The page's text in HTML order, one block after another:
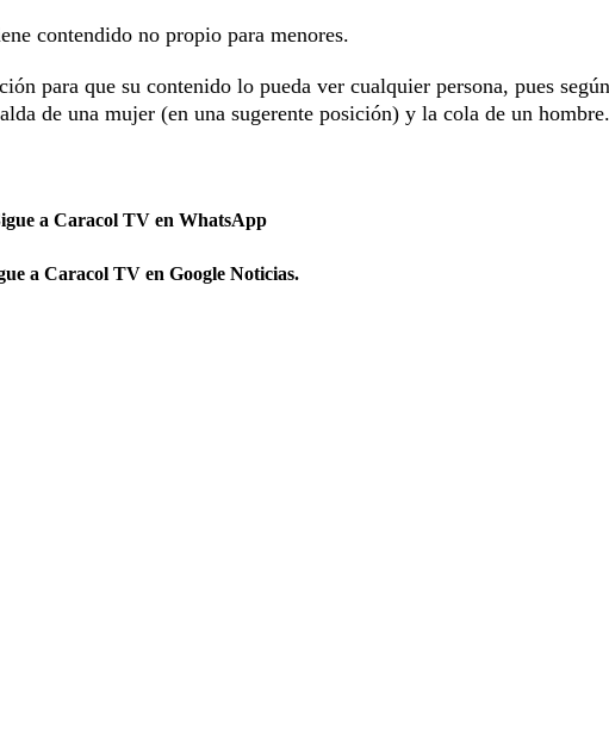
contendido no propio para menores.
para que su contenido lo pueda ver cualquier persona, pues según
de una mujer (en una sugerente posición) y la cola de un hombre.
a Caracol TV en WhatsApp
a Caracol TV en Google Noticias.